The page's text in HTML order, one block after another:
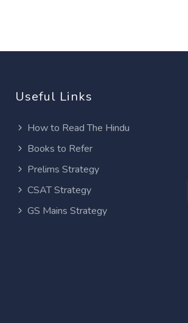
Useful Links
How to Read The Hindu
Books to Refer
Prelims Strategy
CSAT Strategy
GS Mains Strategy